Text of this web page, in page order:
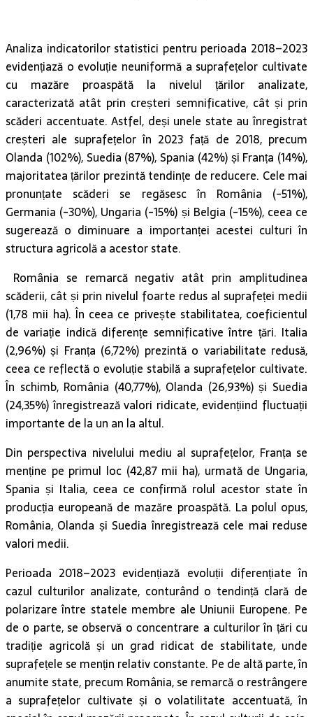
Analiza indicatorilor statistici pentru perioada 2018–2023
evidențiază o evoluție neuniformă a suprafețelor cultivate
cu mazăre proaspătă la nivelul țărilor analizate,
caracterizată atât prin creșteri semnificative, cât și prin
scăderi accentuate. Astfel, deși unele state au înregistrat
creșteri ale suprafețelor în 2023 față de 2018, precum
Olanda (102%), Suedia (87%), Spania (42%) și Franța (14%),
majoritatea țărilor prezintă tendințe de reducere. Cele mai
pronunțate scăderi se regăsesc în România (-51%),
Germania (-30%), Ungaria (-15%) și Belgia (-15%), ceea ce
sugerează o diminuare a importanței acestei culturi în
structura agricolă a acestor state.
România se remarcă negativ atât prin amplitudinea
scăderii, cât și prin nivelul foarte redus al suprafeței medii
(1,78 mii ha). În ceea ce privește stabilitatea, coeficientul
de variație indică diferențe semnificative între țări. Italia
(2,96%) și Franța (6,72%) prezintă o variabilitate redusă,
ceea ce reflectă o evoluție stabilă a suprafețelor cultivate.
În schimb, România (40,77%), Olanda (26,93%) și Suedia
(24,35%) înregistrează valori ridicate, evidențiind fluctuații
importante de la un an la altul.
Din perspectiva nivelului mediu al suprafețelor, Franța se
menține pe primul loc (42,87 mii ha), urmată de Ungaria,
Spania și Italia, ceea ce confirmă rolul acestor state în
producția europeană de mazăre proaspătă. La polul opus,
România, Olanda și Suedia înregistrează cele mai reduse
valori medii.
Perioada 2018–2023 evidențiază evoluții diferențiate în
cazul culturilor analizate, conturând o tendință clară de
polarizare între statele membre ale Uniunii Europene. Pe
de o parte, se observă o concentrare a culturilor în țări cu
tradiție agricolă și un grad ridicat de stabilitate, unde
suprafețele se mențin relativ constante. Pe de altă parte, în
anumite state, precum România, se remarcă o restrângere
a suprafețelor cultivate și o volatilitate accentuată, în